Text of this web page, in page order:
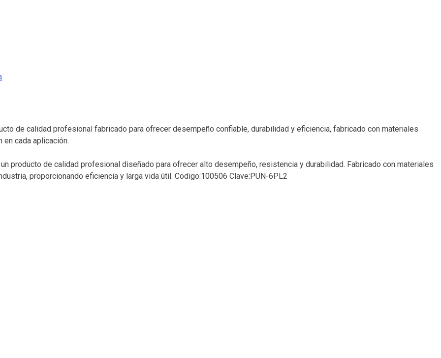
de calidad profesional fabricado para ofrecer desempeño confiable, durabilidad y eficiencia, fabricado con materiales
cada aplicación.
un producto de calidad profesional diseñado para ofrecer alto desempeño, resistencia y durabilidad. Fabricado con materiales
proporcionando eficiencia y larga vida útil. Codigo:100506 Clave:PUN-6PL2